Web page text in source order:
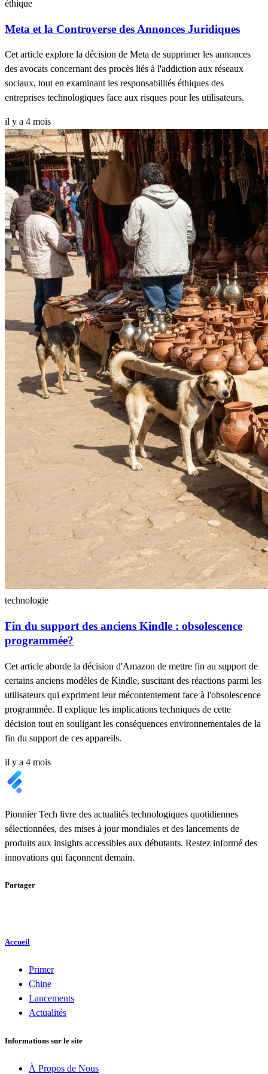
éthique
Meta et la Controverse des Annonces Juridiques
Cet article explore la décision de Meta de supprimer les annonces
des avocats concernant des procès liés à l'addiction aux réseaux
sociaux, tout en examinant les responsabilités éthiques des
entreprises technologiques face aux risques pour les utilisateurs.
il y a 4 mois
technologie
Fin du support des anciens Kindle : obsolescence
programmée?
Cet article aborde la décision d'Amazon de mettre fin au support de
certains anciens modèles de Kindle, suscitant des réactions parmi les
utilisateurs qui expriment leur mécontentement face à l'obsolescence
programmée. Il explique les implications techniques de cette
décision tout en souligant les conséquences environnementales de la
fin du support de ces appareils.
il y a 4 mois
Pionnier Tech livre des actualités technologiques quotidiennes
sélectionnées, des mises à jour mondiales et des lancements de
produits aux insights accessibles aux débutants. Restez informé des
innovations qui façonnent demain.
Partager
Accueil
Primer
Chine
Lancements
Actualités
Informations sur le site
À Propos de Nous